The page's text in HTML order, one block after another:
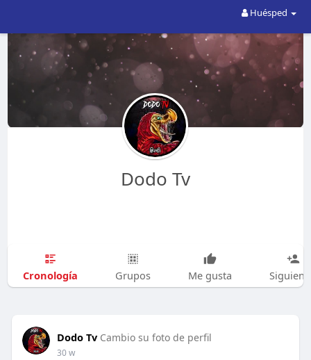
Huésped
Dodo Tv
Cronología Grupos Me gusta
Dodo Tv Cambio su foto de perfil
30 w